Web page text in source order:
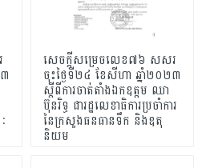
សេចក្តីសម្រេចលេខ៧៦ សសរ
ចុះថ្ងៃទី២៤ ខែសីហា​ ឆ្នាំ២០២៣
ស្តីពីការចាត់តាំងឯកឧត្តម ឈា
ប៊ុនរិទ្ធ ជារដ្ឋលេខាធិការប្រចាំការ
នៃក្រសួងធនធានទឹក និងឧតុ
និយម